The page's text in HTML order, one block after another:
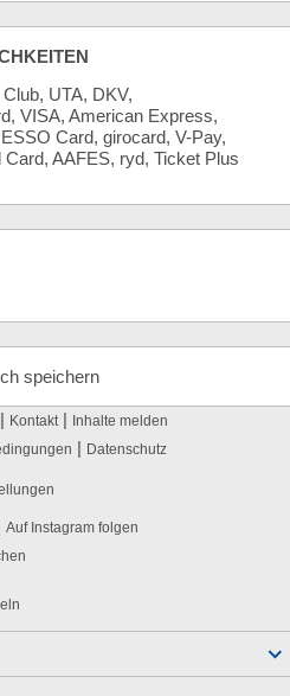
UTA, DKV,
VISA, American Express,
Card, girocard, V-Pay,
AAFES, ryd, Ticket Plus
speichern
| Kontakt | Inhalte melden
| Datenschutz
Auf Instagram folgen